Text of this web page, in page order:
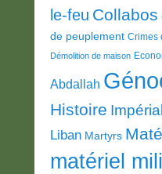
le-feu Collabos
de peuplement Crimes
Démolition de maison
Abdallah
Histoire
Liban Martyrs
matériel